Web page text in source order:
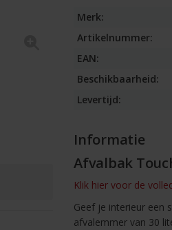
Merk:
Artikelnummer:
EAN:
Beschikbaarheid:
Levertijd:
Informatie
Afvalbak
Klik hier voor de
Geef je interieur een
afvalemmer van 30